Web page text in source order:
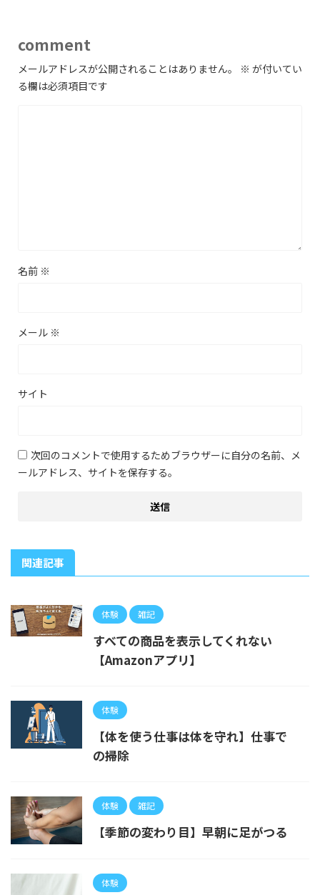
comment
メールアドレスが公開されることはありません。 ※ が付いてい
る欄は必須項目です
名前 ※
メール ※
サイト
次回のコメントで使用するためブラウザーに自分の名前、メ
ールアドレス、サイトを保存する。
関連記事
体験 雑記
すべての商品を表示してくれない
【Amazonアプリ】
体験
【体を使う仕事は体を守れ】仕事で
の掃除
体験 雑記
【季節の変わり目】早朝に足がつる
体験